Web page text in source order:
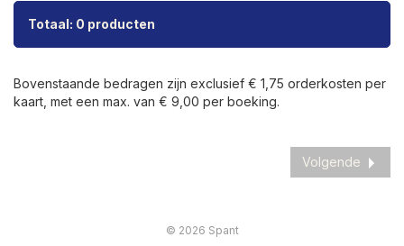
Totaal: 0 producten
Bovenstaande bedragen zijn exclusief € 1,75 orderkosten per
kaart, met een max. van € 9,00 per boeking.
Volgende
© 2026 Spant